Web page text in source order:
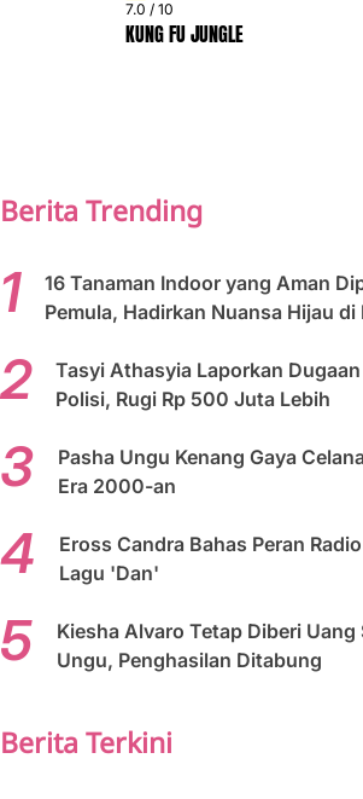
7.0 / 10
KUNG FU JUNGLE
Berita Trending
16 Tanaman Indoor yang Aman
Pemula, Hadirkan Nuansa Hijau di
Tasyi Athasyia Laporkan
Polisi, Rugi Rp 500 Juta Lebih
Pasha Ungu Kenang Gaya
Era 2000-an
Eross Candra Bahas Peran
Lagu 'Dan'
Kiesha Alvaro Tetap Diberi Uang
Ungu, Penghasilan Ditabung
Berita Terkini